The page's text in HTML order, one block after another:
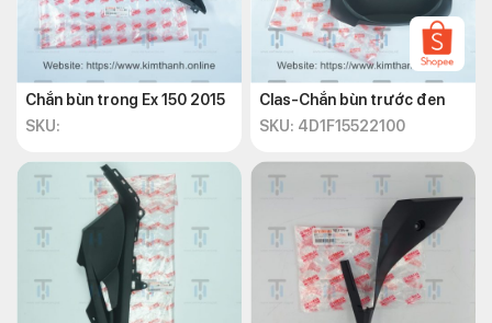
Chắn bùn trong Ex 150 2015
SKU:
Clas-Chắn bùn trước đen
SKU: 4D1F15522100